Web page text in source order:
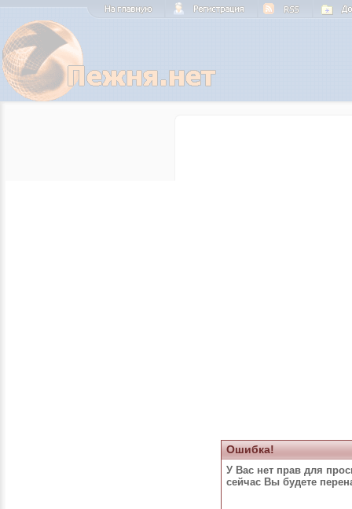
Ошибка!
У Вас нет прав для
сейчас Вы будете